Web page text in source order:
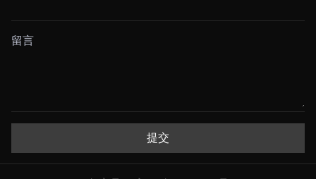
留言
提交